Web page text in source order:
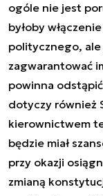
ogóle nie jest
byłoby
politycznego,
zagwarantować
powinna
dotyczy również
kierownictwem
będzie miał
przy okazji
zmianą